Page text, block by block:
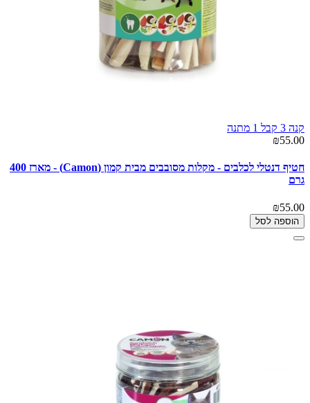
קנה 3 קבל 1 מתנה
₪55.00
חטיף דנטלי לכלבים - מקלות מסובבים מבית קמון (Camon) - מארז 400
גרם
₪55.00
הוספה לסל